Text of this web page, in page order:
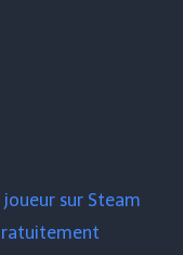
sur Steam